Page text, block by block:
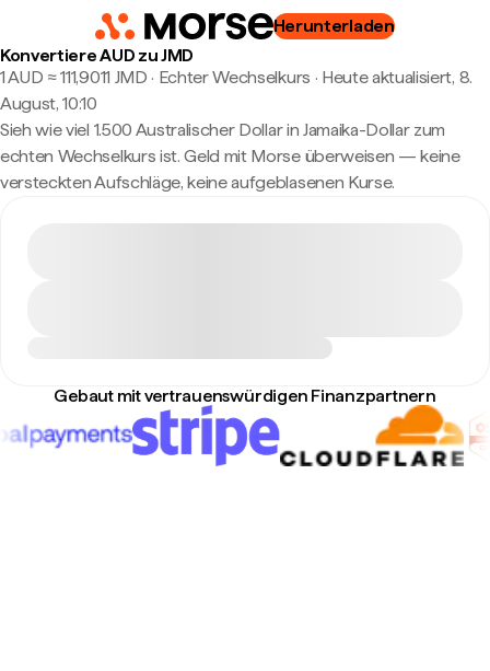
Herunterladen
Konvertiere AUD zu JMD
1 AUD ≈ 111,9011 JMD · Echter Wechselkurs · Heute aktualisiert, 8.
August, 10:10
Sieh wie viel 1.500 Australischer Dollar in Jamaika-Dollar zum
echten Wechselkurs ist. Geld mit Morse überweisen — keine
versteckten Aufschläge, keine aufgeblasenen Kurse.
Gebaut mit vertrauenswürdigen Finanzpartnern